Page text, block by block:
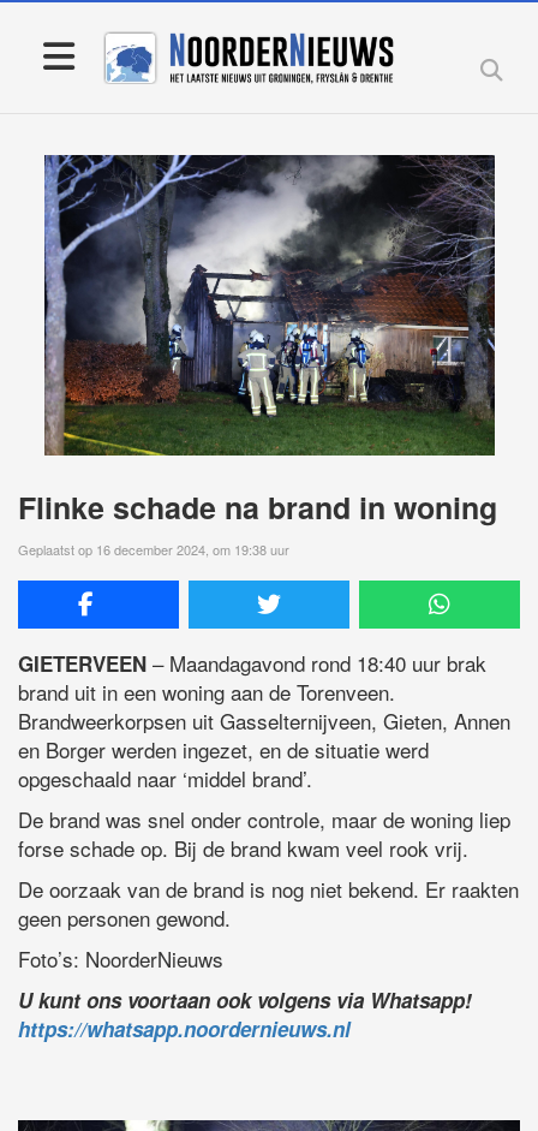
Flinke schade na brand in woning
Geplaatst op 16 december 2024, om 19:38 uur
GIETERVEEN – Maandagavond rond 18:40 uur brak
brand uit in een woning aan de Torenveen.
Brandweerkorpsen uit Gasselternijveen, Gieten, Annen
en Borger werden ingezet, en de situatie werd
opgeschaald naar ‘middel brand’.
De brand was snel onder controle, maar de woning liep
forse schade op. Bij de brand kwam veel rook vrij.
De oorzaak van de brand is nog niet bekend. Er raakten
geen personen gewond.
Foto’s: NoorderNieuws
U kunt ons voortaan ook volgens via Whatsapp!
https://whatsapp.noordernieuws.nl